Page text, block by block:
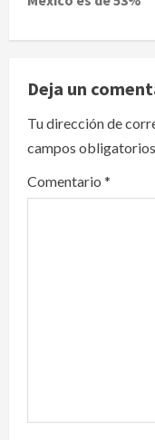
i
g
a
Deja un
Tu dirección de
campos
Comentario *